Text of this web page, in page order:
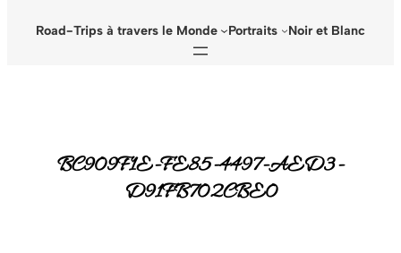
Road-Trips à travers le Monde Portraits Noir et Blanc
BC909F1E-FE85-4497-AED3-
D91FB702CBE0